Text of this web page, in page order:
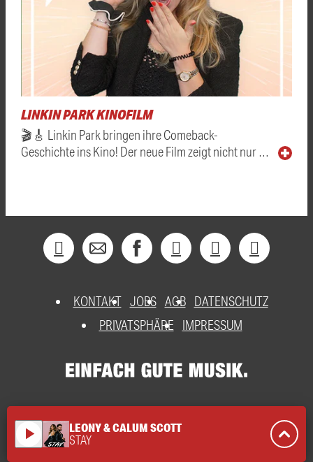
LINKIN PARK KINOFILM
🎬🎸 Linkin Park bringen ihre Comeback-
Geschichte ins Kino! Der neue Film zeigt nicht nur …
KONTAKT JOBS AGB DATENSCHUTZ
PRIVATSPHÄRE
IMPRESSUM
play_arrow LEONY & CALUM SCOTT
STAY